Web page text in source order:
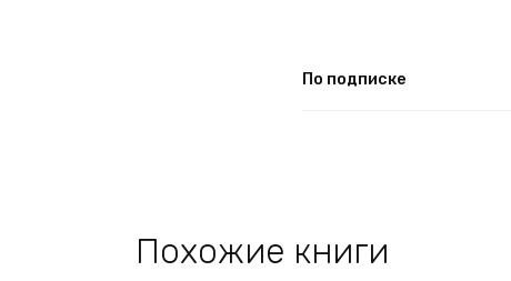
По подписке
Похожие книги